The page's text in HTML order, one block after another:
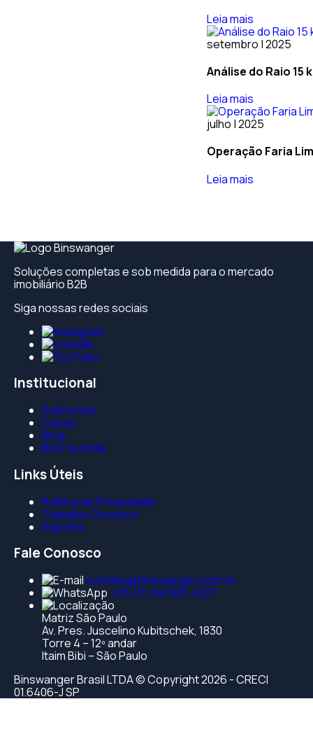
Leia mais
setembro | 2025
Análise do Raio 15
Leia mais
julho | 2025
Operação Faria
Leia mais
Soluções completas e sob medida para o mercado
imobiliário B2B
Siga nossas redes sociais
Institucional
Sobre nós
Cases
Blog
Bins na mídia
Links Úteis
Política de Privacidade
Trabalhe Conosco
Reports
Fale Conosco
contato@binswanger.com.br
+55 (11) 94583-4227
Matriz São Paulo
Av. Pres. Juscelino Kubitschek, 1830
Torre 4 – 12º andar
Itaim Bibi – São Paulo
Binswanger Brasil LTDA © Copyright 2026 - CRECI
01.6406-J SP